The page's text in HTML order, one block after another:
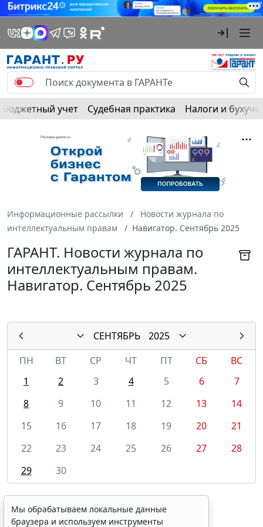
Бюджетный учет Судебная практика Налоги и
Информационные рассылки
Новости журнала по
интеллектуальным правам
Навигатор. Сентябрь 2025
ГАРАНТ. Новости журнала по
интеллектуальным правам.
Навигатор. Сентябрь 2025
СЕНТЯБРЬ
2025
ПН
ВТ СР ЧТ ПТ СБ
ВС
1
2 3 4 5 6
7
8
9 10 11 12 13
14
15
16 17 18 19 20
21
22
23 24 25 26 27
28
29
30
Мы обрабатываем локальные данные
браузера и используем инструменты